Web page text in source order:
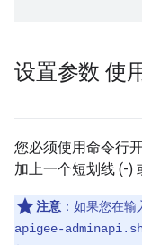
设置参数 使
您必须使用命令行
加上一个短划线 (-)
注意 ：如果您在
apigee-